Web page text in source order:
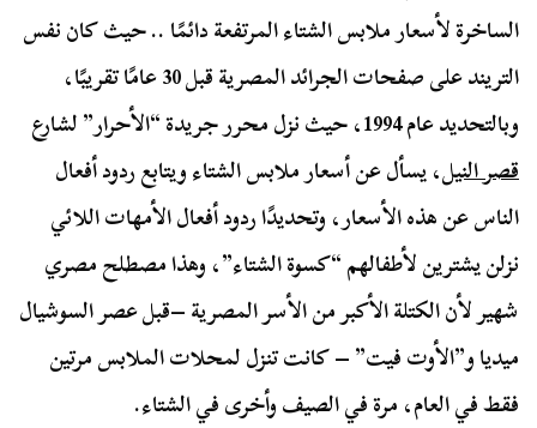
الساخرة لأسعار ملابس الشتاء المرتفعة دائمًا .. حيث كان نفس
التريند على صفحات الجرائد المصرية قبل30عامًا تقريبًا،
وبالتحديد عام1994، حيث نزل محرر جريدة “الأحرار” لشارع
قصر النيل، يسأل عن أسعار ملابس الشتاء ويتابع ردود أفعال
الناس عن هذه الأسعار، وتحديدًا ردود أفعال الأمهات اللائي
نزلن يشترين لأطفالهم “كسوة الشتاء”، وهذا مصطلح مصري
شهير لأن الكتلة الأكبر من الأسر المصرية –قبل عصر السوشيال
ميديا و”الأوت فيت” – كانت تنزل لمحلات الملابس مرتين
فقط في العام، مرة في الصيف وأخرى في الشتاء.